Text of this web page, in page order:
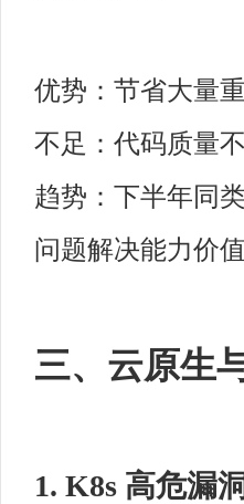
优势：节省大量
不足：代码质量
趋势：下半年同
问题解决能力价值
三、云原生
1. K8s 高危漏